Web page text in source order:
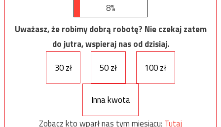
8%
Uważasz, że robimy dobrą robotę? Nie czekaj zatem
do jutra, wspieraj nas od dzisiaj.
30 zł
50 zł 100 zł
Inna kwota
Zobacz kto wparł nas tym miesiącu: Tutaj